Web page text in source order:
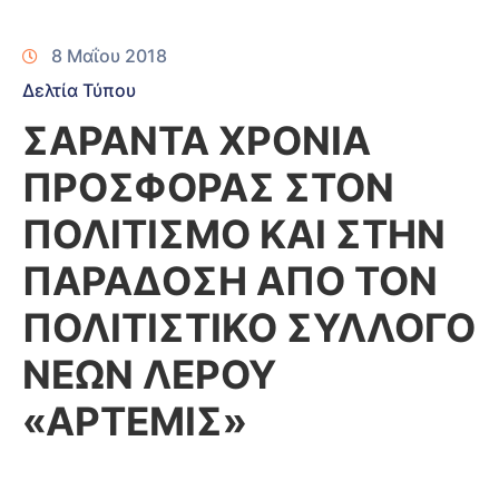
8 Μαΐου 2018
Δελτία Τύπου
ΣΑΡΑΝΤΑ ΧΡΟΝΙΑ
ΠΡΟΣΦΟΡΑΣ ΣΤΟΝ
ΠΟΛΙΤΙΣΜΟ ΚΑΙ ΣΤΗΝ
ΠΑΡΑΔΟΣΗ ΑΠΟ ΤΟΝ
ΠΟΛΙΤΙΣΤΙΚΟ ΣΥΛΛΟΓΟ
ΝΕΩΝ ΛΕΡΟΥ
«ΑΡΤΕΜΙΣ»